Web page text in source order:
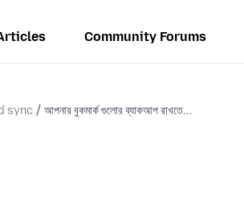
Community Forums
sync আপনার বুকমার্ক গুলোর ব্যাকআপ রাখতে...